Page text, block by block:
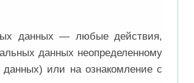
данных — любые действия,
данных неопределенному
данных) или на ознакомление с